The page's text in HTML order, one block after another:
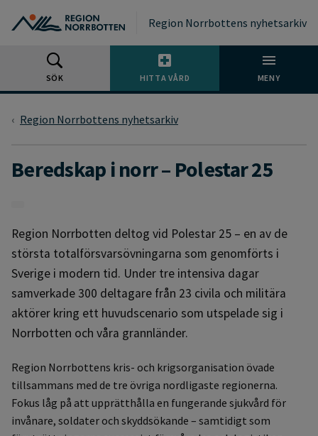
Region Norrbottens nyhetsarkiv
SÖK HITTA VÅRD MENY
Region Norrbottens nyhetsarkiv
Beredskap i norr – Polestar 25
Region Norrbotten deltog vid Polestar 25 – en av de
största totalförsvarsövningarna som genomförts i
Sverige i modern tid. Under tre intensiva dagar
samverkade 300 deltagare från 23 civila och militära
aktörer kring ett huvudscenario som utspelade sig i
Norrbotten och våra grannländer.
Region Norrbottens kris- och krigsorganisation övade
tillsammans med de tre övriga nordligaste regionerna.
Fokus låg på att upprätthålla en fungerande sjukvård för
invånare, soldater och skyddsökande – samtidigt som